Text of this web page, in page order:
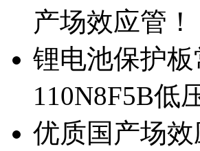
产场效应管！
锂电池保护板
110N8F5B低
优质国产场